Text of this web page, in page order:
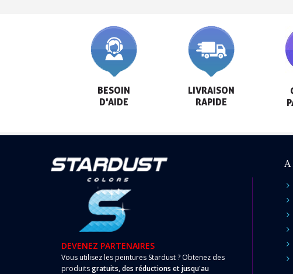
BESOIN
D'AIDE
LIVRAISON
RAPIDE
DEVENEZ PARTENAIRES
Vous utilisez les peintures Stardust ? Obtenez des
produitsgratuits, des réductions et jusqu'au
A